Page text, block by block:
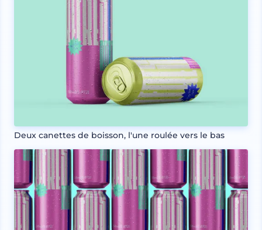
Deux canettes de boisson, l'une roulée vers le bas